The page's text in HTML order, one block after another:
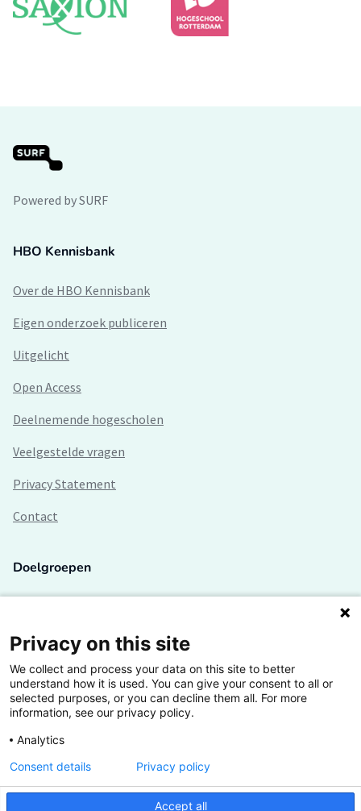
Powered by SURF
HBO Kennisbank
Over de HBO Kennisbank
Eigen onderzoek publiceren
Uitgelicht
Open Access
Deelnemende hogescholen
Veelgestelde vragen
Privacy Statement
Contact
Doelgroepen
Lectoren en onderzoekers
Bedrijven
Hogescholen
De grootste kennisbank van het HBO
Privacy on this site
We collect and process your data on this site to better
understand how it is used. You can give your consent to all or
selected purposes, or you can decline them all. For more
information, see our privacy policy.
Analytics
Accept all
Consent details Privacy policy